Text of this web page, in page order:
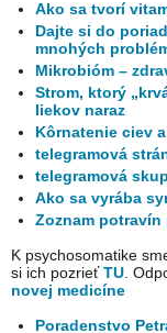
Ako sa tvorí
Dajte si do
mnohých
Mikrobióm –
Strom, ktorý
liekov naraz
Kôrnatenie ciev
telegramová
telegramová
Ako sa vyrába
Zoznam potravín
K psychosomatike
si ich pozrieťTU .
novej medicíne
Poradenstvo